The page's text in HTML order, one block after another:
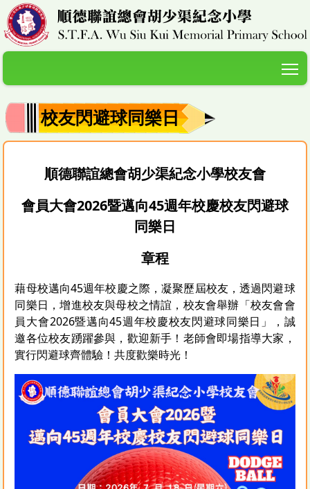
校友閃避球同樂日
順德聯誼總會胡少渠紀念小學校友會
會員大會2026暨邁向45週年校慶校友閃避球
同樂日
章程
藉母校邁向45週年校慶之際，凝聚歷屆校友，透過閃避球
同樂日，增進校友與母校之情誼，校友會舉辦「校友會會
員大會2026暨邁向45週年校慶校友閃避球同樂日」，誠
邀各位校友踴躍參與，歡迎新手！老師會即場指導大家，
實行閃避球齊體驗！共度歡樂時光！